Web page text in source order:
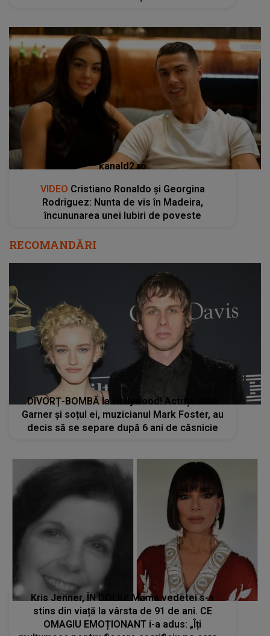
kanald2.ro
VIDEO Cristiano Ronaldo și Georgina
Rodriguez: Nunta de vis în Madeira,
încununarea unei Iubiri de poveste
RECOMANDĂRI
DIVORȚ-BOMBĂ la Hollywood! Actrița Julia
Garner și soțul ei, muzicianul Mark Foster, au
decis să se separe după 6 ani de căsnicie
Kris Jenner, ÎN DOLIU! Mama vedetei s-a
stins din viață la vârsta de 91 de ani. CE
OMAGIU EMOȚIONANT i-a adus: „Îți